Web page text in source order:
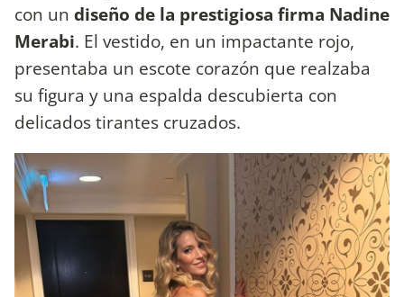
con un diseño de la prestigiosa firma Nadine
Merabi. El vestido, en un impactante rojo,
presentaba un escote corazón que realzaba
su figura y una espalda descubierta con
delicados tirantes cruzados.